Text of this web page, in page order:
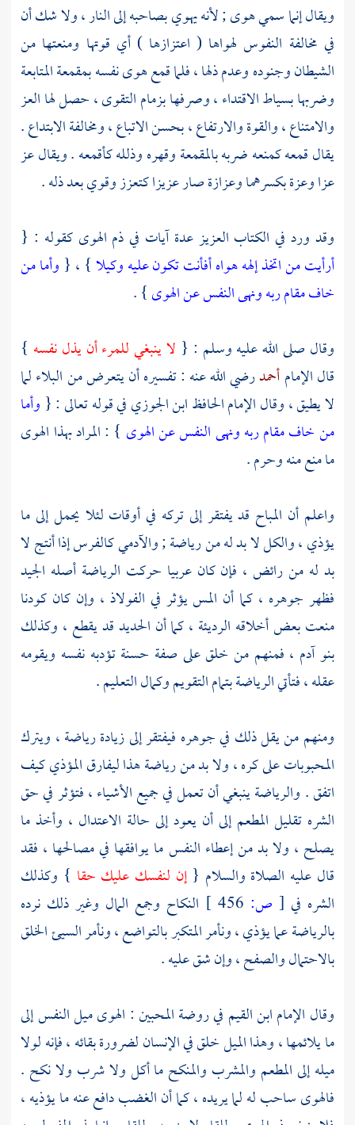
ويقال إنما سمي هوى ; لأنه يهوي بصاحبه إلى النار ، ولا شك أن
في مخالفة النفوس لهواها ( اعتزازها ) أي قوتها ومنعتها من
الشيطان وجنوده وعدم ذلها ، فلما قمع هوى نفسه بمقمعة المتابعة
وضربها بسياط الاقتداء ، وصرفها بزمام التقوى ، حصل لها العز
والامتناع ، والقوة والارتفاع ، بحسن الاتباع ، ومخالفة الابتداع .
يقال قمعه كمنعه ضربه بالمقمعة وقهره وذلله كأقمعه . ويقال عز
عزا وعزة بكسرهما وعزازة صار عزيزا كتعزز وقوي بعد ذله .
وقد ورد في الكتاب العزيز عدة آيات في ذم الهوى كقوله : {
أرأيت من اتخذ إلهه هواه أفأنت تكون عليه وكيلا } ، { وأما من
خاف مقام ربه ونهى النفس عن الهوى} .
وقال صلى الله عليه وسلم : { لا ينبغي للمرء أن يذل نفسه }
قال الإمامأحمدرضي الله عنه : تفسيره أن يتعرض من البلاء لما
لا يطيق ، وقال الإمام الحافظابن الجوزيفي قوله تعالى : { وأما
من خاف مقام ربه ونهى النفس عن الهوى } : المراد بهذا الهوى
ما منع منه وحرم .
واعلم أن المباح قد يفتقر إلى تركه في أوقات لئلا يحمل إلى ما
يؤذي ، والكل لا بد له من رياضة ; والآدمي كالفرس إذا أنتج لا
بد له من رائض ، فإن كان عربيا حركت الرياضة أصله الجيد
فظهر جوهره ، كما أن المس يؤثر في الفولاذ ، وإن كان كودنا
منعت بعض أخلاقه الرديئة ، كما أن الحديد قد يقطع ، وكذلك
بنوآدم ، فمنهم من خلق على صفة حسنة تؤدبه نفسه ويقومه
عقله ، فتأتي الرياضة بتمام التقويم وكمال التعليم .
ومنهم من يقل ذلك في جوهره فيفتقر إلى زيادة رياضة ، ويترك
المحبوبات على كره ، ولا بد من رياضة هذا ليفارق المؤذي كيف
اتفق . والرياضة ينبغي أن تعمل في جميع الأشياء ، فتؤثر في حق
الشره تقليل المطعم إلى أن يعود إلى حالة الاعتدال ، وأخذ ما
يصلح ، ولا بد من إعطاء النفس ما يوافقها في مصالحها ، فقد
قال عليه الصلاة والسلام {إن لنفسك عليك حقا } وكذلك
الشره في [ ص:
النكاح وجمع المال وغير ذلك نرده
بالرياضة عما يؤذي ، ونأمر المتكبر بالتواضع ، ونأمر السيئ الخلق
بالاحتمال والصفح ، وإن شق عليه .
وقال الإمامابن القيم في روضة المحبين : الهوى ميل النفس إلى
ما يلائمها ، وهذا الميل خلق في الإنسان لضرورة بقائه ، فإنه لولا
ميله إلى المطعم والمشرب والمنكح ما أكل ولا شرب ولا نكح .
فالهوى ساحب له لما يريده ، كما أن الغضب دافع عنه ما يؤذيه ،